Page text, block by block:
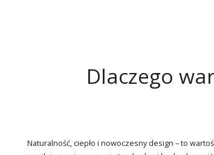
Dlaczego
Naturalność, ciepło i nowoczesny design – to